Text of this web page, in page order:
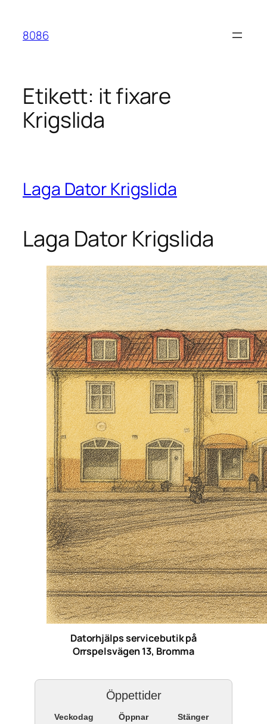
innehåll
8086
Etikett: it fixare
Krigslida
Laga Dator Krigslida
Laga Dator Krigslida
Datorhjälps servicebutik på
Orrspelsvägen 13, Bromma
Öppettider
Veckodag Öppnar
Stänger